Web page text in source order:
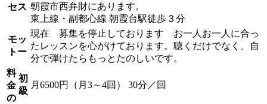
セス 朝霞市西弁財にあります。
東上線・副都心線 朝霞台駅徒歩３分
モッ
トー
現在 募集を停止しております お一人お一人に合っ
たレッスンを心がけております。聴くだけでなく、自
分で弾けたらもっとたのしいです。
料
金
の
初
級
月6500円（月3～4回） 30分／回